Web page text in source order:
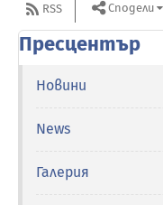
RSS Сподели
Пресцентър
Новини
News
Галерия